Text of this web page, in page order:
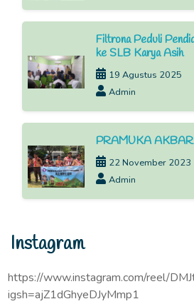
Filtrona Peduli
ke SLB Karya Asih
19 Agustus 2025
Admin
PRAMUKA AKBAR
22 November 2023
Admin
Instagram
https://www.instagram.com/reel/
igsh=ajZ1dGhyeDJyMmp1